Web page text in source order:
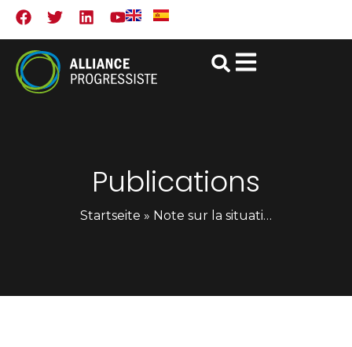
Publications
Startseite » Note sur la situation de l’Afrique Centrale